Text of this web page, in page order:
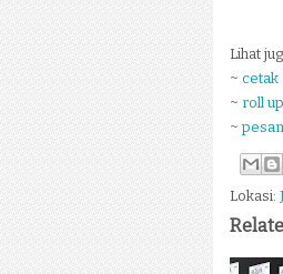
Lihat
~ cetak
~ roll
~
Lokasi: